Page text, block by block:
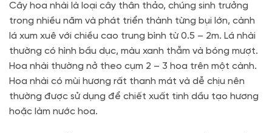
Cây hoa nhài là loại cây thân thảo, chúng sinh trưởng
trong nhiều năm và phát triển thành từng bụi lớn, cành
lá xum xuê với chiều cao trung bình từ 0.5 – 2m. Lá nhài
thường có hình bầu dục, màu xanh thẫm và bóng mượt.
Hoa nhài thường nở theo cụm 2 – 3 hoa trên một cành.
Hoa nhài có mùi hương rất thanh mát và dễ chịu nên
thường được sử dụng để chiết xuất tinh dầu tạo hương
hoặc làm nước hoa.